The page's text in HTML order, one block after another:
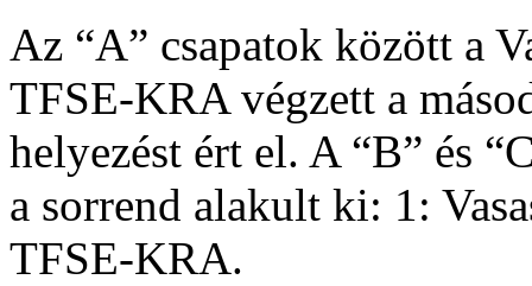
Az “A” csapatok között a
TFSE-KRA végzett a
helyezést ért el. A “B” és
a sorrend alakult ki: 1:
TFSE-KRA.